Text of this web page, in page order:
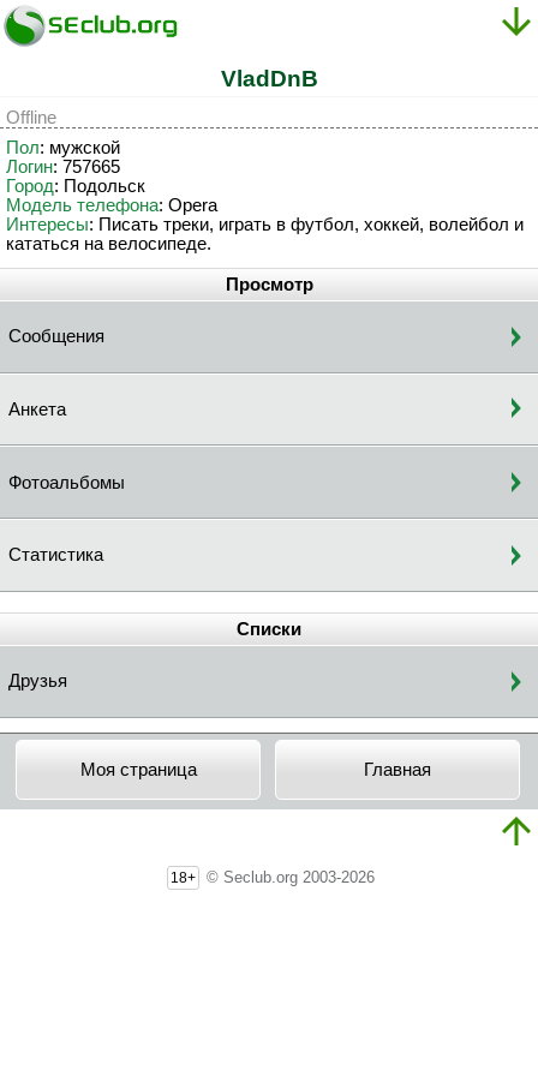
VladDnB
Offline
Пол: мужской
Логин: 757665
Город: Подольск
Модель телефона: Opera
Интересы: Писать треки, играть в футбол, хоккей, волейбол и
кататься на велосипеде.
Просмотр
Сообщения
Анкета
Фотоальбомы
Статистика
Списки
Друзья
Моя страница Главная
18+ © Seclub.org 2003-2026